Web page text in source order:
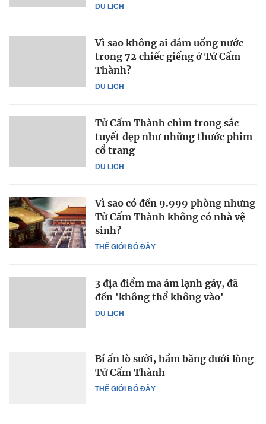
DU LỊCH
DU LỊCH
Vì sao không ai dám uống nước
trong 72 chiếc giếng ở Tử Cấm
Thành?
DU LỊCH
Tử Cấm Thành chìm trong sắc
tuyết đẹp như những thước phim
cổ trang
THẾ GIỚI ĐÓ ĐÂY
Vì sao có đến 9.999 phòng nhưng
Tử Cấm Thành không có nhà vệ
sinh?
DU LỊCH
3 địa điểm ma ám lạnh gáy, đã
đến 'không thể không vào'
THẾ GIỚI ĐÓ ĐÂY
Bí ẩn lò sưởi, hầm băng dưới lòng
Tử Cấm Thành